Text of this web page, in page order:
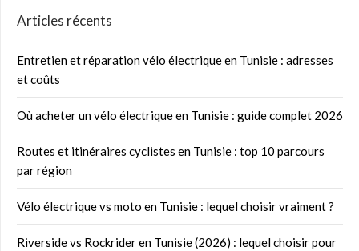
Articles récents
Entretien et réparation vélo électrique en Tunisie : adresses
et coûts
Où acheter un vélo électrique en Tunisie : guide complet 2026
Routes et itinéraires cyclistes en Tunisie : top 10 parcours
par région
Vélo électrique vs moto en Tunisie : lequel choisir vraiment ?
Riverside vs Rockrider en Tunisie (2026) : lequel choisir pour